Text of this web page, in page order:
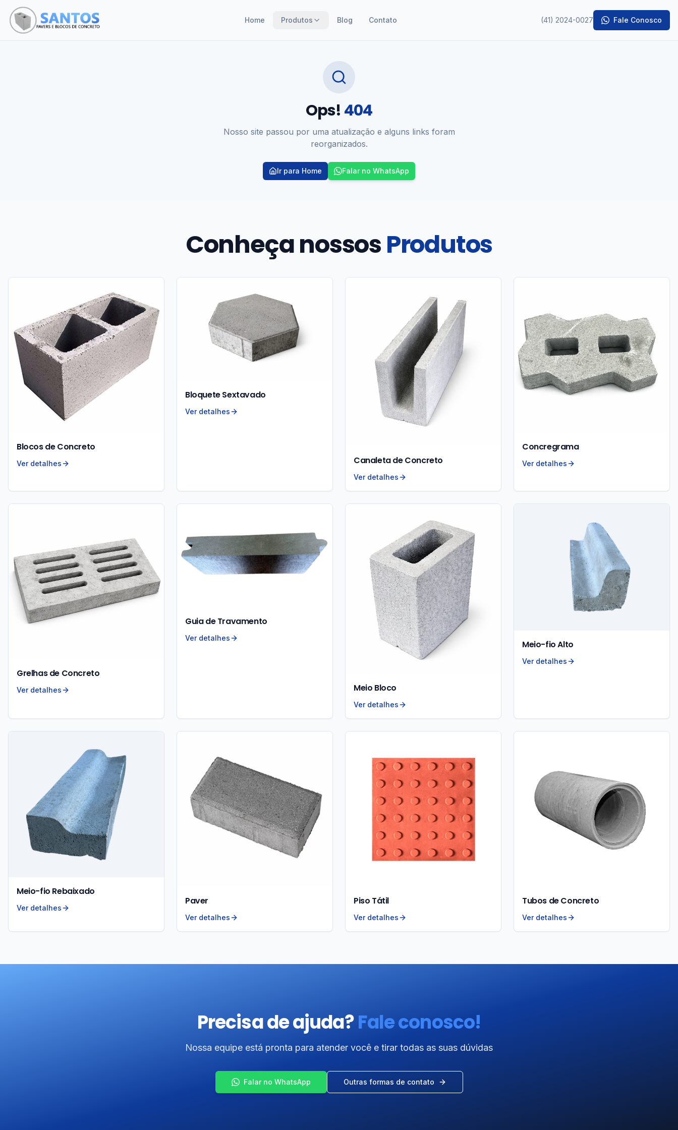
Home Produtos Blog Contato (41) 2024-0027 Fale Conosco
Ops! 404
Nosso site passou por uma atualização e alguns links foram
reorganizados.
Ir para Home Falar no WhatsApp
Conheça nossosProdutos
Blocos de Concreto
Ver detalhes
Bloquete Sextavado
Ver detalhes
Canaleta de Concreto
Ver detalhes
Concregrama
Ver detalhes
Grelhas de Concreto
Ver detalhes
Guia de Travamento
Ver detalhes
Meio Bloco
Ver detalhes
Meio-fio Alto
Ver detalhes
Meio-fio Rebaixado
Ver detalhes
Paver
Ver detalhes
Piso Tátil
Ver detalhes
Tubos de Concreto
Ver detalhes
Precisa de ajuda?Fale conosco!
Nossa equipe está pronta para atender você e tirar todas as suas dúvidas
Falar no WhatsApp Outras formas de contato